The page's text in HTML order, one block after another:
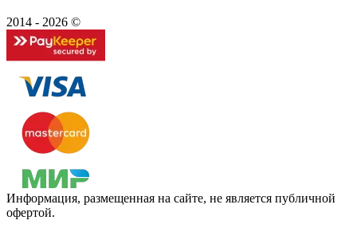
2014 - 2026 ©
Информация, размещенная на сайте, не является публичной
офертой.